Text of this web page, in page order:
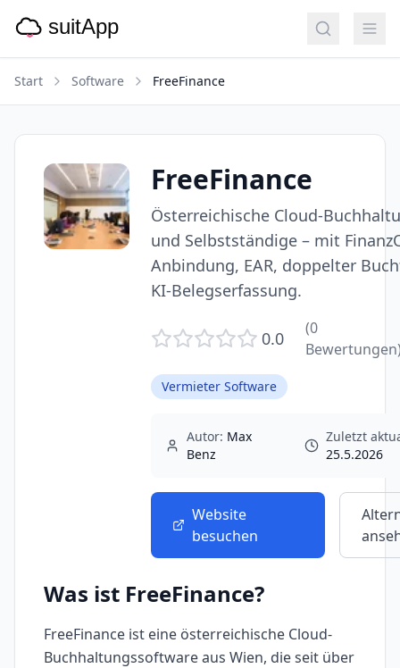
Start Software FreeFinance
FreeFinance
Österreichische Cloud-
und Selbstständige – mit
Anbindung, EAR, doppelter
KI-Belegserfassung.
0.0 (0
Vermieter Software
Autor: Max
Benz
Zuletzt
25.5.2026
Website
besuchen
Was ist FreeFinance?
FreeFinance ist eine österreichische Cloud-
Buchhaltungssoftware aus Wien, die seit über